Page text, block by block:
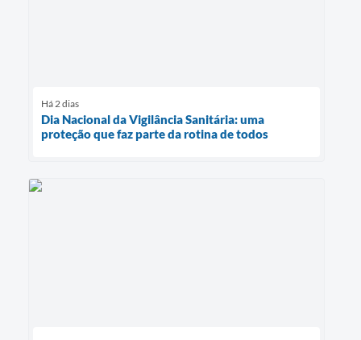
Há 2 dias
Dia Nacional da Vigilância Sanitária: uma
proteção que faz parte da rotina de todos